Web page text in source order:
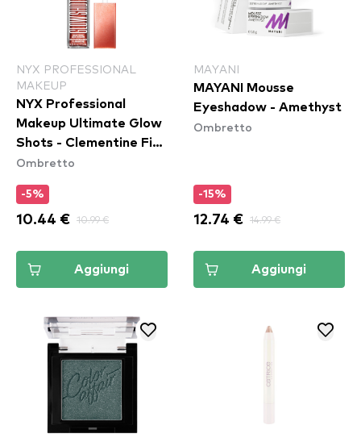
NYX PROFESSIONAL
MAKEUP
NYX Professional
Makeup Ultimate Glow
Shots - Clementine Fine
(UGS011)
Ombretto
-5%
10.44 € 10.99 €
Aggiungi
MAYANI
MAYANI Mousse
Eyeshadow - Amethyst
Ombretto
-15%
12.74 € 14.99 €
Aggiungi